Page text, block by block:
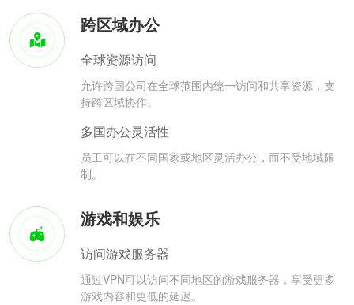
跨区域办公
全球资源访问
允许跨国公司在全球范围内统一访问和共享资源，支
持跨区域协作。
多国办公灵活性
员工可以在不同国家或地区灵活办公，而不受地域限
制。
游戏和娱乐
访问游戏服务器
通过VPN可以访问不同地区的游戏服务器，享受更多
游戏内容和更低的延迟。